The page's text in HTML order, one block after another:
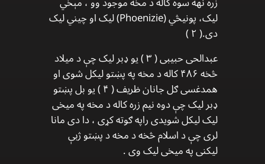
لیک، پونیڅي (Phoenizie) لیک او چیني لیک
دی.( ۲ )
عبدالحی حبیبی ( ۳ ) یو ډبر لیک چې د میلاد
څخه ۴۸۶ کاله د مخه په پښتو لیکل شوی او
همدغسی ګل جانان ظریف ( ۴ ) یو بل پښتو
ډبر لیک چې دوه نیم زره کاله د مخه په میخی
لیک لیکل شویدی راپه ګوته کړی ، دا دی مانا
لری چې د اسلام څخه د مخه د پښتو ژبې
لیکنی په میخی لیک وی .